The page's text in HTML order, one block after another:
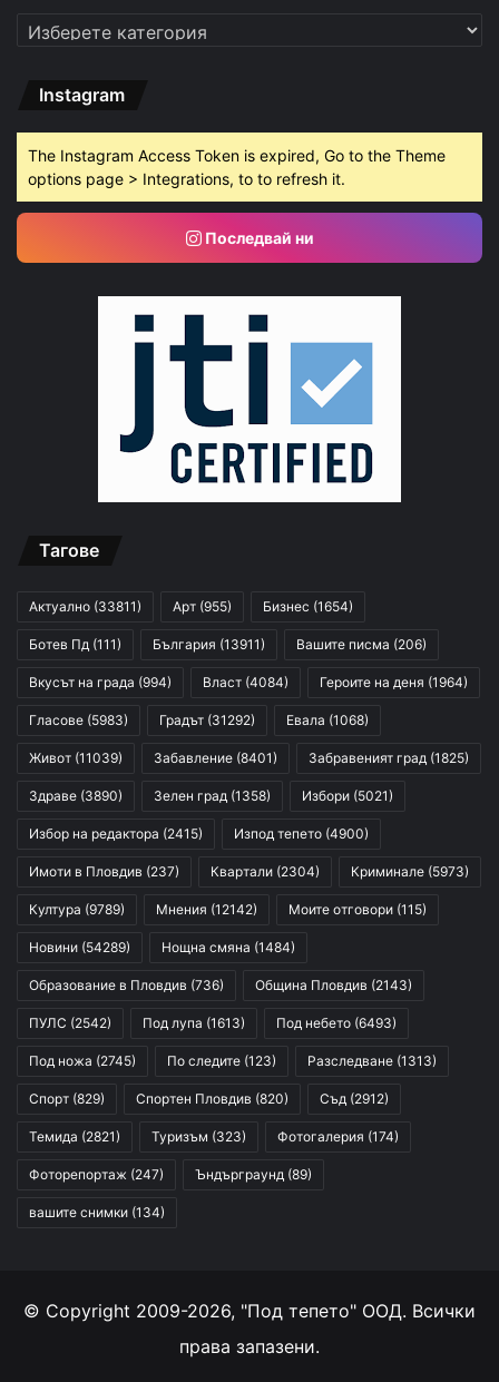
Категории
Instagram
The Instagram Access Token is expired, Go to the Theme
options page > Integrations, to to refresh it.
Последвай ни
Тагове
Актуално (33811) Арт (955) Бизнес (1654)
Ботев Пд (111) България (13911) Вашите писма (206)
Вкусът на града (994) Власт (4084) Героите на деня (1964)
Гласове (5983) Градът (31292) Евала (1068)
Живот (11039) Забавление (8401) Забравеният град (1825)
Здраве (3890) Зелен град (1358) Избори (5021)
Избор на редактора (2415) Изпод тепето (4900)
Имоти в Пловдив (237) Квартали (2304) Криминале (5973)
Култура (9789) Мнения (12142) Моите отговори (115)
Новини (54289) Нощна смяна (1484)
Образование в Пловдив (736) Община Пловдив (2143)
ПУЛС (2542) Под лупа (1613) Под небето (6493)
Под ножа (2745) По следите (123) Разследване (1313)
Спорт (829) Спортен Пловдив (820) Съд (2912)
Темида (2821) Туризъм (323) Фотогалерия (174)
Фоторепортаж (247) Ъндърграунд (89)
вашите снимки (134)
© Copyright 2009-2026, "Под тепето" ООД. Всички
права запазени.